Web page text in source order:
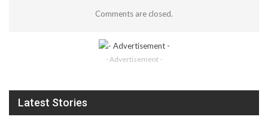
Comments are closed.
- Advertisement -
Latest Stories